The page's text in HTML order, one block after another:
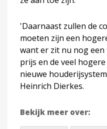
'Daarnaast zullen de
moeten zijn een
want er zit nu nog
prijs en de veel
nieuwe
Heinrich Dierkes.
Bekijk meer over: